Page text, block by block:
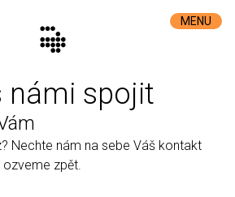
MENU
námi spojit
Nechte nám na sebe Váš kontakt
zpět.